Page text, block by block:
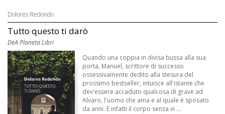
Dolores Redondo
Tutto questo ti darò
DeA Planeta Libri
Quando una coppia in divisa bussa alla sua
porta, Manuel, scrittore di successo
ossessivamente dedito alla stesura del
prossimo bestseller, intuisce all'istante che
dev'essere accaduto qualcosa di grave ad
Alvaro, l'uomo che ama e al quale è sposato
da anni. E infatti il corpo senza vi ...